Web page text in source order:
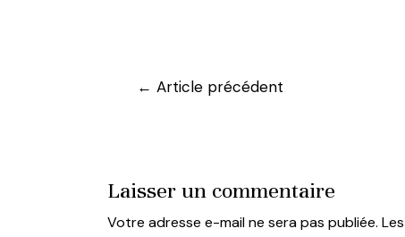
Navigation
← Article précédent
Laisser un commentaire
Votre adresse e-mail ne sera pas publiée.